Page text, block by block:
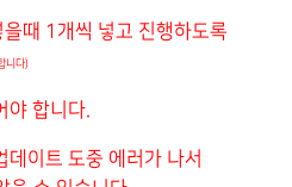
때 1개씩 넣고 진행하도록
니다)
야 합니다.
이트 도중 에러가 나서